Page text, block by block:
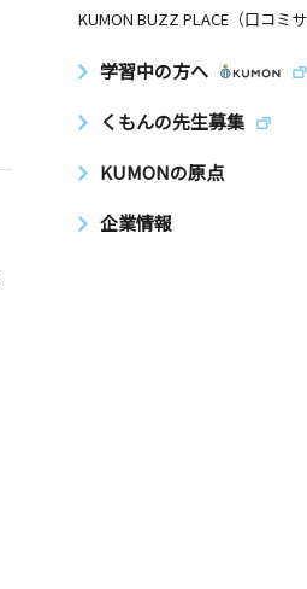
KUMON BUZZ PLACE（口コミサ
学習中の方へ
くもんの先生募集
KUMONの原点
企業情報